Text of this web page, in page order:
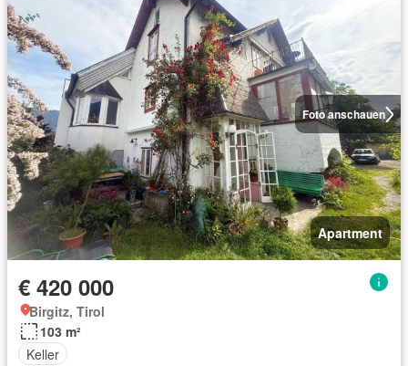
Foto anschauen
Apartment
€ 420 000
Birgitz, Tirol
103 m²
Keller